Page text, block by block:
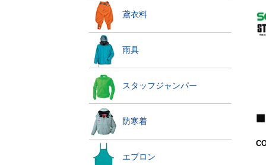
鳶衣料
雨具
スタッフジャンパー
防寒着
エプロン